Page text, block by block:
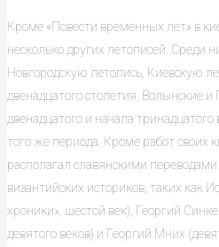
Кроме «Повести временных лет» в
несколько других летописей. Среди
Новгородскую летопись, Киевскую
двенадцатого столетия, Волынские
двенадцатого и начала
того же периода. Кроме работ своих
располагал славянскими
византийских историков, таких как
хроники», шестой век), Георгий
девятого веков) и Георгий Мних